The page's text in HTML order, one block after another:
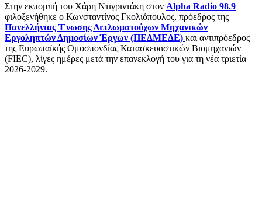
Στην εκπομπή του Χάρη Ντιγριντάκη στον Alpha Radio 98.9
φιλοξενήθηκε ο Κωνσταντίνος Γκολιόπουλος, πρόεδρος της
Πανελλήνιας Ένωσης Διπλωματούχων Μηχανικών
Εργοληπτών Δημοσίων Έργων (ΠΕΔΜΕΔΕ) και αντιπρόεδρος
της Ευρωπαϊκής Ομοσπονδίας Κατασκευαστικών Βιομηχανιών
(FIEC), λίγες ημέρες μετά την επανεκλογή του για τη νέα τριετία
2026-2029.